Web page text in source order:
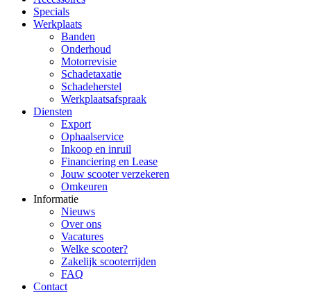
Specials
Werkplaats
Banden
Onderhoud
Motorrevisie
Schadetaxatie
Schadeherstel
Werkplaatsafspraak
Diensten
Export
Ophaalservice
Inkoop en inruil
Financiering en Lease
Jouw scooter verzekeren
Omkeuren
Informatie
Nieuws
Over ons
Vacatures
Welke scooter?
Zakelijk scooterrijden
FAQ
Contact